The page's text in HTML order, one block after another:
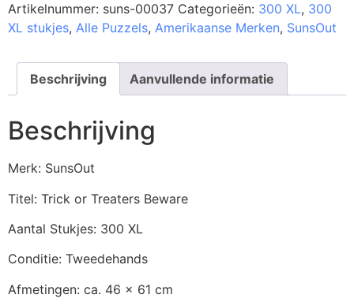
Artikelnummer: suns-00037 Categorieën: 300 XL, 300
XL stukjes, Alle Puzzels, Amerikaanse Merken, SunsOut
Beschrijving Aanvullende informatie
Beschrijving
Merk: SunsOut
Titel: Trick or Treaters Beware
Aantal Stukjes: 300 XL
Conditie: Tweedehands
Afmetingen: ca. 46 x 61 cm